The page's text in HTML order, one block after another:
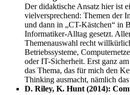
Der didaktische Ansatz hier ist
vielversprechend: Themen der
und dann in „CT-Kästchen“ in
Informatiker-Alltag gesetzt.
Themenauswahl recht
Betriebssysteme,
oder IT-Sicherheit. Erst ganz
das Thema, das für mich den
Thinking ausmacht, nämlich
D. Riley, K. Hunt (2014):